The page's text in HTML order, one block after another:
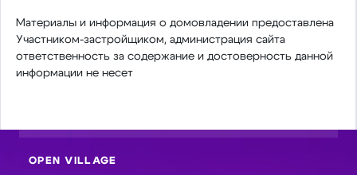
Материалы и информация о домовладении предоставлена
Участником-застройщиком, администрация сайта
ответственность за содержание и достоверность данной
информации не несет
OPEN VILLAGE